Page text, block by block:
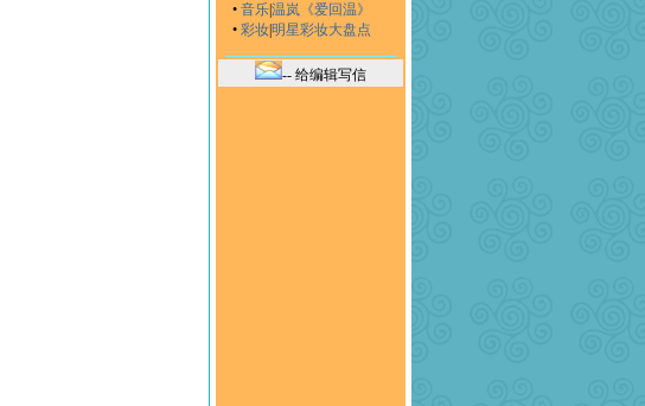
• 音乐温岚《爱回温》
• 彩妆明星彩妆大盘点
-- 给编辑写信